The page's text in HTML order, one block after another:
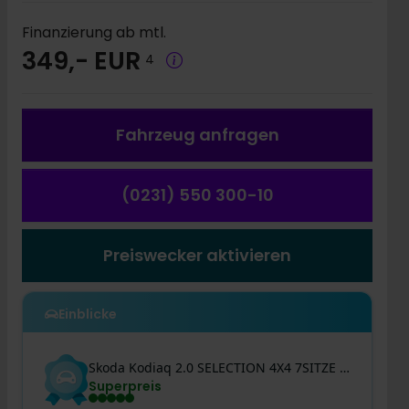
Finanzierung ab mtl.
349,- EUR 4
Fahrzeug anfragen
(0231) 550 300-10
Preiswecker aktivieren
Einblicke
Skoda Kodiaq 2.0 SELECTION 4X4 7SITZE AHK CAM ACC LM19
Superpreis